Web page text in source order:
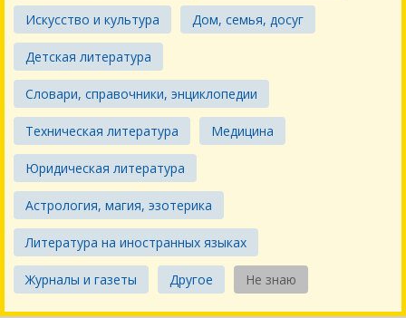
Искусство и культура Дом, семья, досуг
Детская литература
Словари, справочники, энциклопедии
Техническая литература Медицина
Юридическая литература
Астрология, магия, эзотерика
Литература на иностранных языках
Журналы и газеты Другое Не знаю